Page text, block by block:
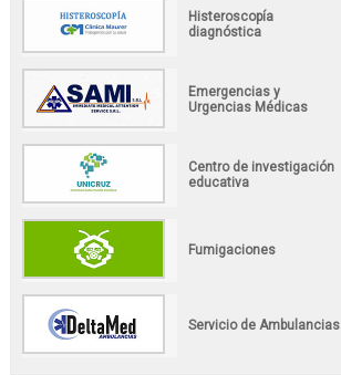
Histeroscopía
diagnóstica
Emergencias y
Urgencias Médicas
Centro de investigación
educativa
Fumigaciones
Servicio de Ambulancias